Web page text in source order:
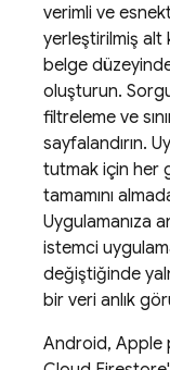
verimli ve
yerleştirilmiş alt
belge
oluşturun.
filtreleme ve
sayfalandırın.
tutmak için her
tamamını
Uygulamanıza
istemci
değiştiğinde
bir veri anlık
Android, Apple